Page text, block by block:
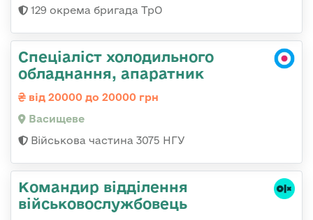
129 окрема бригада ТрО
Спеціаліст холодильного
обладнання, апаратник
від 20000 до 20000 грн
Васищеве
Військова частина 3075 НГУ
Командир відділення
військовослужбовець